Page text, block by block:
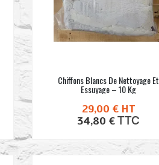
Chiffons Blancs De Nettoyage Et
Essuyage – 10 Kg
29,00 € HT
34,80 € TTC